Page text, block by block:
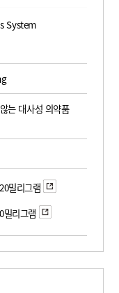
System
는 대사성 의약품
밀리그램
밀리그램